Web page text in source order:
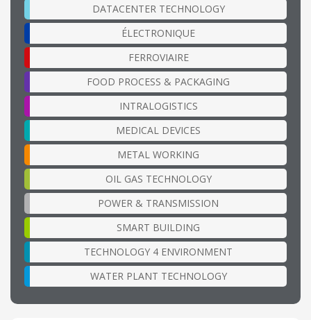
DATACENTER TECHNOLOGY
ÉLECTRONIQUE
FERROVIAIRE
FOOD PROCESS & PACKAGING
INTRALOGISTICS
MEDICAL DEVICES
METAL WORKING
OIL GAS TECHNOLOGY
POWER & TRANSMISSION
SMART BUILDING
TECHNOLOGY 4 ENVIRONMENT
WATER PLANT TECHNOLOGY